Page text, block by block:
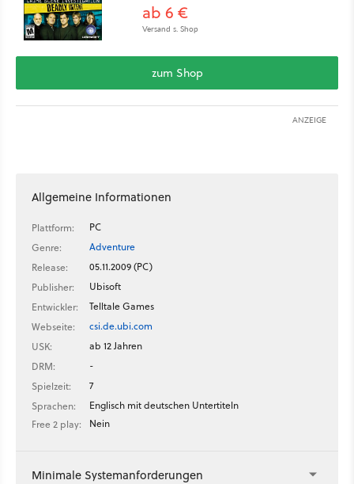
ab 6 €
Versand s. Shop
zum Shop
ANZEIGE
Allgemeine Informationen
Plattform:
PC
Genre:
Adventure
Release:
05.11.2009 (PC)
Publisher:
Ubisoft
Entwickler:
Telltale Games
Webseite:
csi.de.ubi.com
USK:
ab 12 Jahren
DRM:
-
Spielzeit:
7
Sprachen:
Englisch mit deutschen Untertiteln
Free 2 play:
Nein
Minimale Systemanforderungen